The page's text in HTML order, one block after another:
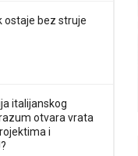
ostaje bez struje
italijanskog
otvara vrata
i